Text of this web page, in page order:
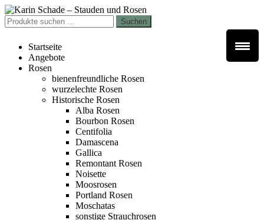
Zur
Navigation
springen
Zum
Inhalt
springen
Suchen
nach:
Suchen
Startseite
Angebote
Rosen
bienenfreundliche Rosen
wurzelechte Rosen
Historische Rosen
Alba Rosen
Bourbon Rosen
Centifolia
Damascena
Gallica
Remontant Rosen
Noisette
Moosrosen
Portland Rosen
Moschatas
sonstige Strauchrosen